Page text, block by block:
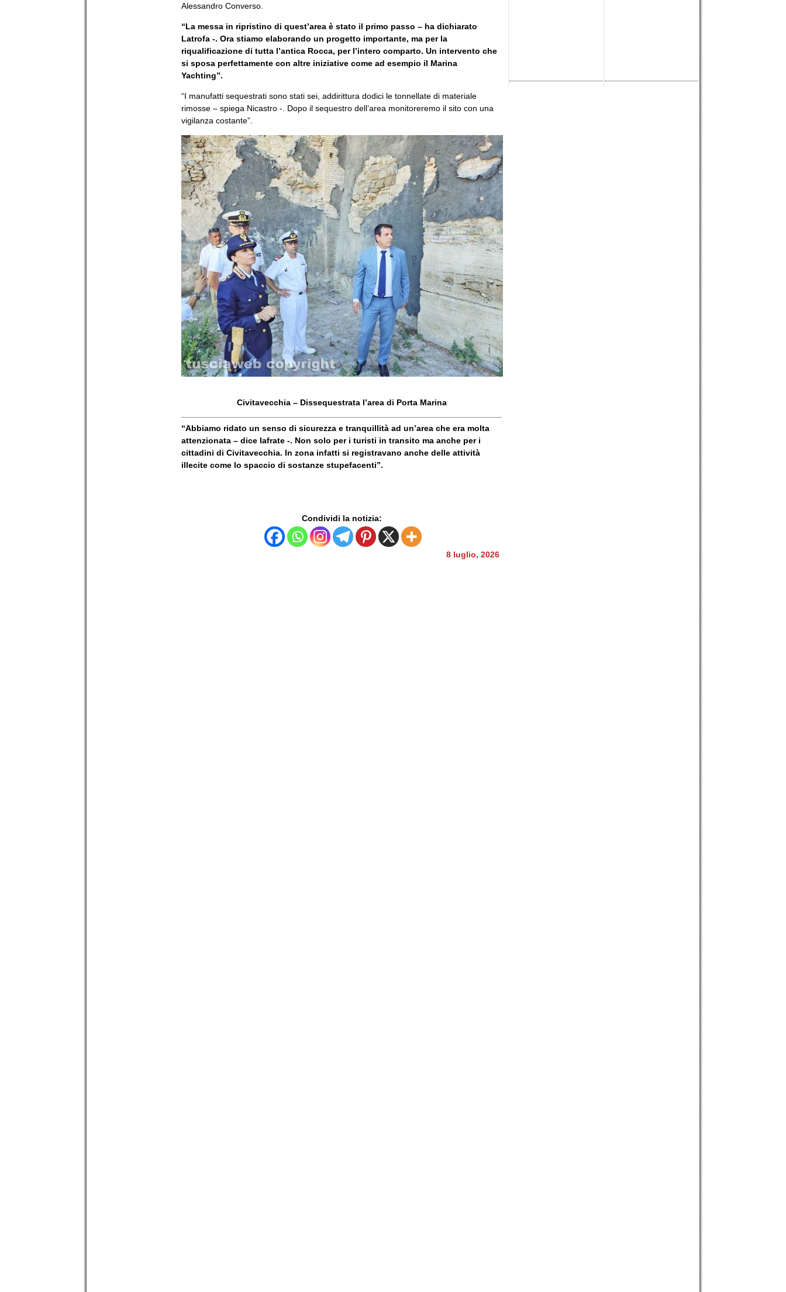
Alessandro Converso.
“La messa in ripristino di quest’area è stato il primo passo – ha dichiarato
Latrofa -. Ora stiamo elaborando un progetto importante, ma per la
riqualificazione di tutta l’antica Rocca, per l’intero comparto. Un intervento che
si sposa perfettamente con altre iniziative come ad esempio il Marina
Yachting”.
“I manufatti sequestrati sono stati sei, addirittura dodici le tonnellate di materiale
rimosse – spiega Nicastro -. Dopo il sequestro dell’area monitoreremo il sito con una
vigilanza costante”.
Civitavecchia – Dissequestrata l’area di Porta Marina
“Abbiamo ridato un senso di sicurezza e tranquillità ad un’area che era molta
attenzionata – dice Iafrate -. Non solo per i turisti in transito ma anche per i
cittadini di Civitavecchia. In zona infatti si registravano anche delle attività
illecite come lo spaccio di sostanze stupefacenti”.
Condividi la notizia:
8 luglio, 2026